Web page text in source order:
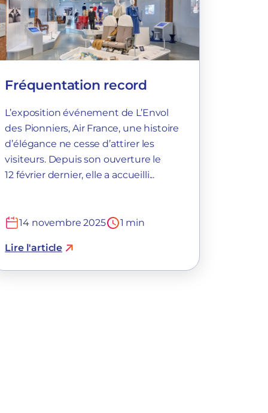
Fréquentation record
L’exposition événement de L’Envol
des Pionniers, Air France, une histoire
d’élégance ne cesse d’attirer les
visiteurs. Depuis son ouverture le
12 février dernier, elle a accueilli...
14 novembre 2025 1 min
Lire l'article